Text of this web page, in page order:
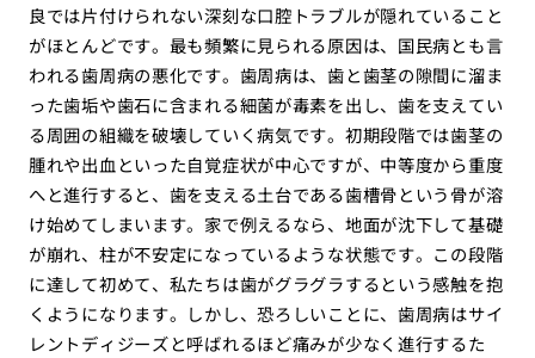
良では片付けられない深刻な口腔トラブルが隠れていること
がほとんどです。最も頻繁に見られる原因は、国民病とも言
われる歯周病の悪化です。歯周病は、歯と歯茎の隙間に溜ま
った歯垢や歯石に含まれる細菌が毒素を出し、歯を支えてい
る周囲の組織を破壊していく病気です。初期段階では歯茎の
腫れや出血といった自覚症状が中心ですが、中等度から重度
へと進行すると、歯を支える土台である歯槽骨という骨が溶
け始めてしまいます。家で例えるなら、地面が沈下して基礎
が崩れ、柱が不安定になっているような状態です。この段階
に達して初めて、私たちは歯がグラグラするという感触を抱
くようになります。しかし、恐ろしいことに、歯周病はサイ
レントディジーズと呼ばれるほど痛みが少なく進行するた